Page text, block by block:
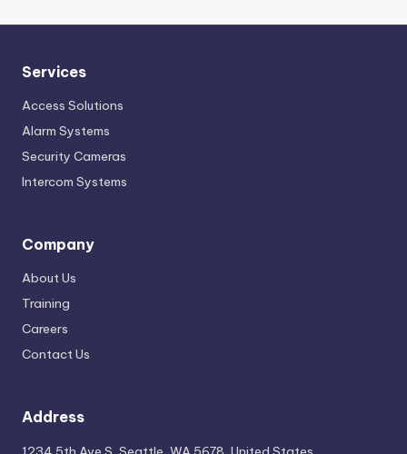
Services
Access Solutions
Alarm Systems
Security Cameras
Intercom Systems
Company
About Us
Training
Careers
Contact Us
Address